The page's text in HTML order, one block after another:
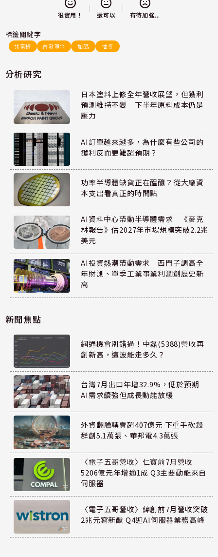
很實用！ 還可以 有待加強...
標籤關鍵字
北富銀 普發現金 加碼 抽獎
分析研究
日本塗料上修全年營收展望，但獲利
預測維持不變 下半年原料成本仍是
壓力
AI訂單越來越多，為什麼有些公司的
獲利反而更難超預期？
功率半導體缺貨正在醞釀？從大廠資
本支出看真正的時間點
AI資料中心帶動半導體需求 《麥克
林報告》估2027年市場規模突破2.2兆
美元
AI投資熱潮帶動需求 西門子調高全
年財測、單季工業事業利潤創歷史新
高
新聞焦點
網通機會別錯過！中磊(5388)營收再
創新高，這波能走多久？
台灣7月出口年增32.9%，低於預期
AI需求續強但成長動能放緩
外資翻臉轉賣超407億元 下重手砍殺
群創5.1萬張、華邦電4.3萬張
〈電子五哥營收〉仁寶前7月營收
5206億元年增逾1成 Q3主要動能來自
伺服器
〈電子五哥營收〉緯創前7月營收突破
2兆元寫新猷 Q4迎AI伺服器業務高峰